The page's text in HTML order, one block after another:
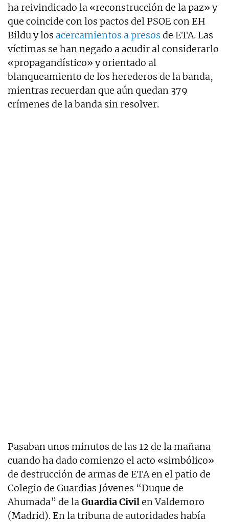
ha reivindicado la «reconstrucción de la paz» y
que coincide con los pactos del PSOE con EH
Bildu y los acercamientos a presos de ETA. Las
víctimas se han negado a acudir al considerarlo
«propagandístico» y orientado al
blanqueamiento de los herederos de la banda,
mientras recuerdan que aún quedan 379
crímenes de la banda sin resolver.
Pasaban unos minutos de las 12 de la mañana
cuando ha dado comienzo el acto «simbólico»
de destrucción de armas de ETA en el patio de
Colegio de Guardias Jóvenes “Duque de
Ahumada” de laGuardia Civilen Valdemoro
(Madrid). En la tribuna de autoridades había